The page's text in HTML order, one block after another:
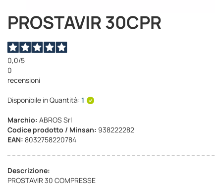
PROSTAVIR 30CPR
0,0/5
0
recensioni
Disponibile in Quantità: 1
Marchio: ABROS Srl
Codice prodotto / Minsan: 938222282
EAN: 8032758220784
Descrizione:
PROSTAVIR 30 COMPRESSE
Vai
all'inizio
galleria
di
immagini